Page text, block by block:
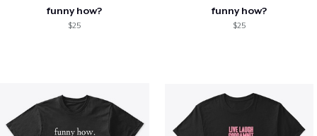
funny how?
$25
funny how?
$25